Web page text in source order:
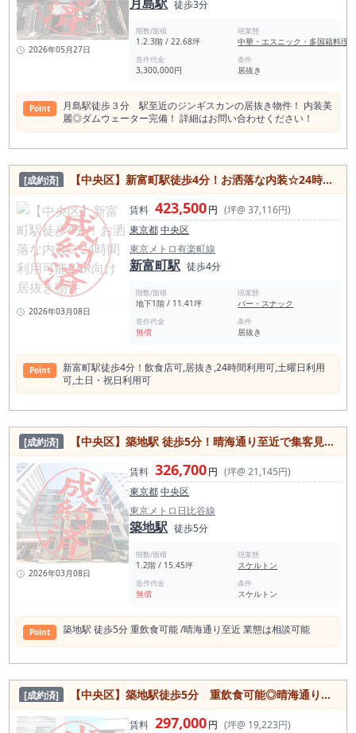
2026年05月27日
徒歩3分
階数/面積
1.2.3階 / 22.68坪
現業態
中華・エスニック・多国籍料理
造作代金
3,300,000円
条件
居抜き
Point
月島駅徒歩３分 駅至近のジンギスカンの居抜き物件！ 内装美
麗◎ダムウェーター完備！ 詳細はお問い合わせください！
[成約済] 【中央区】新富町駅徒歩4分！お洒落な内装☆24時間利用可能BAR向け居抜き物件
2026年03月08日
賃料 423,500円 (坪@ 37,116円)
東京都中央区
東京メトロ有楽町線
新富町駅 徒歩4分
階数/面積
地下1階 / 11.41坪
現業態
バー・スナック
造作代金
無償
条件
居抜き
Point
新富町駅徒歩4分！飲⾷店可,居抜き,24時間利⽤可,⼟曜⽇利⽤
可,⼟⽇・祝⽇利⽤可
[成約済] 【中央区】築地駅 徒歩5分！晴海通り⾄近で集客見込◎重飲食可能物件
2026年03月08日
賃料 326,700円 (坪@ 21,145円)
東京都中央区
東京メトロ日比谷線
築地駅 徒歩5分
階数/面積
1.2階 / 15.45坪
現業態
スケルトン
造作代金
無償
条件
スケルトン
Point 築地駅 徒歩5分 重飲⾷可能 /晴海通り⾄近 業態は相談可能
[成約済] 【中央区】築地駅徒歩5分 重飲⾷可能◎晴海通り⾄近1,2階路面店舗
賃料 297,000円 (坪@ 19,223円)